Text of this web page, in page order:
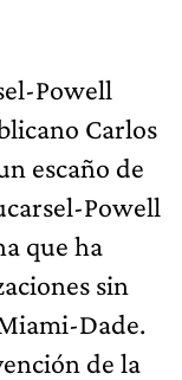
Powell
Carlos
escaño de
Powell
que ha
sin
Dade.
de la